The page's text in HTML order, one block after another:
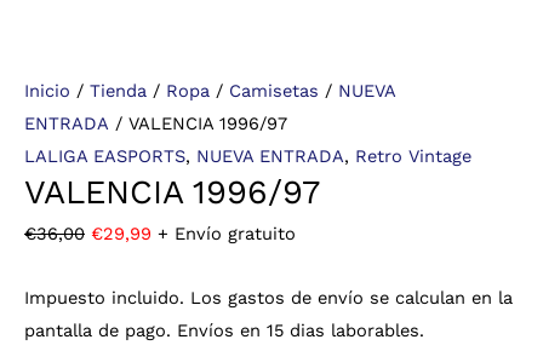
Inicio / Tienda / Ropa / Camisetas / NUEVA
ENTRADA / VALENCIA 1996/97
LALIGA EASPORTS, NUEVA ENTRADA, Retro Vintage
VALENCIA 1996/97
€36,00 €29,99 + Envío gratuito
Impuesto incluido. Los gastos de envío se calculan en la
pantalla de pago. Envíos en 15 dias laborables.